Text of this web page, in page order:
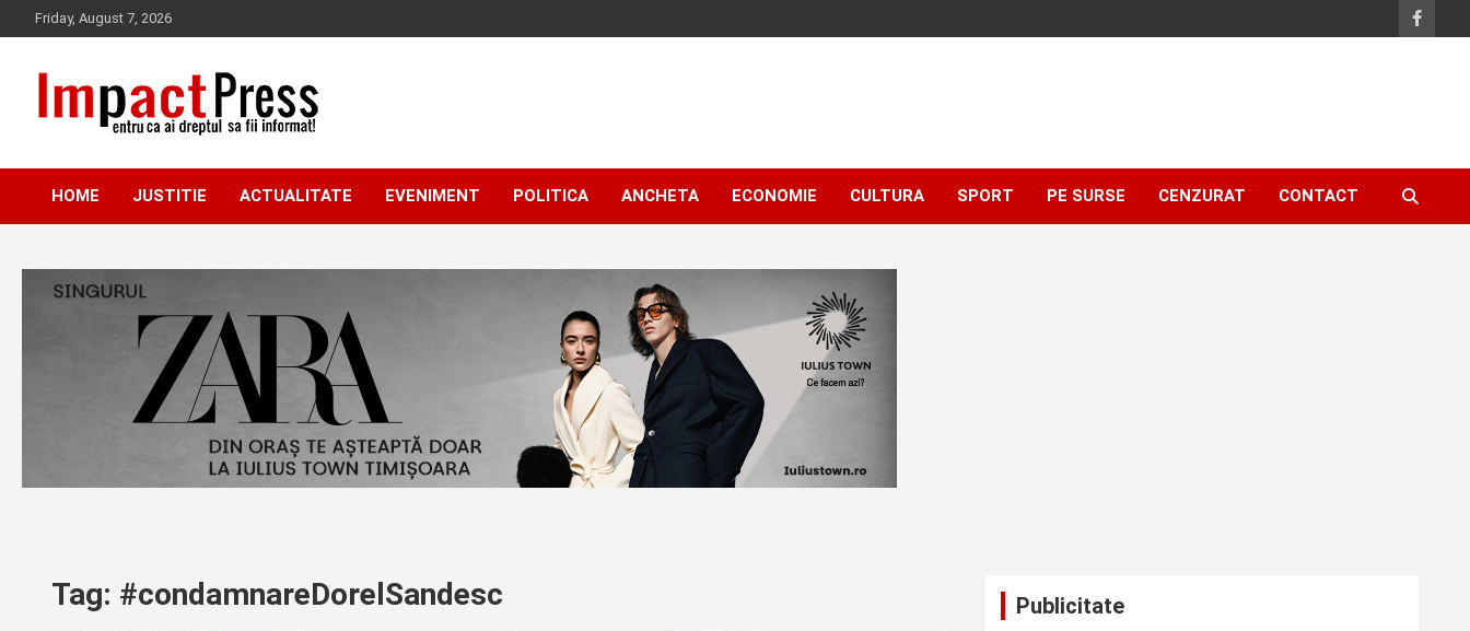
to
Friday, August 7, 2026
IMPACTPRESS
HOME JUSTITIE ACTUALITATE EVENIMENT POLITICA ANCHETA ECONOMIE CULTURA SPORT PE SURSE CENZURAT CONTACT
Tag: #condamnareDorelSandesc Publicitate